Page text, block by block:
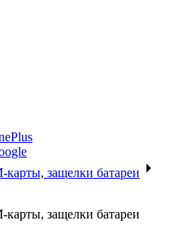
защелки батареи
защелки батареи